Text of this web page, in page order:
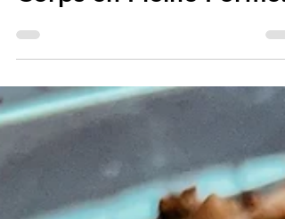
L'Élixir Récup' pour un
Corps en Pleine Forme!